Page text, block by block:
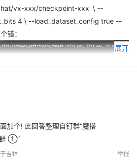
vx-xxx/checkpoint-xxx' \ --
4 \ --load_dataset_config true --
错：
展开
加个! 此回答整理自钉群“魔搭
群 ①”
吉林 举报